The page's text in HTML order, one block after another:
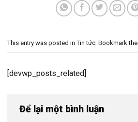
This entry was posted inTin tức. Bookmark the
[devwp_posts_related]
Để lại một bình luận